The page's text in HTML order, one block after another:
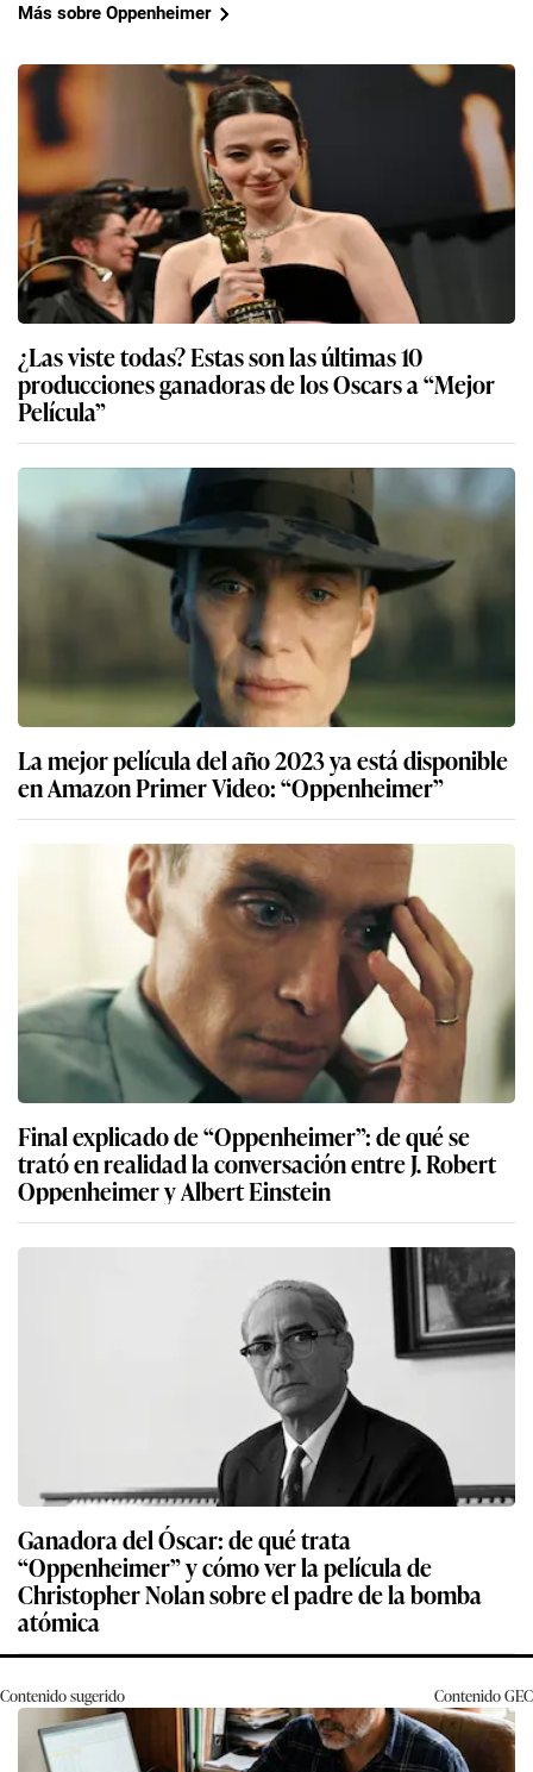
Más sobre Oppenheimer
¿Las viste todas? Estas son las últimas 10
producciones ganadoras de los Oscars a “Mejor
Película”
La mejor película del año 2023 ya está disponible
en Amazon Primer Video: “Oppenheimer”
Final explicado de “Oppenheimer”: de qué se
trató en realidad la conversación entre J. Robert
Oppenheimer y Albert Einstein
Ganadora del Óscar: de qué trata
“Oppenheimer” y cómo ver la película de
Christopher Nolan sobre el padre de la bomba
atómica
Contenido sugerido ContenidoGEC